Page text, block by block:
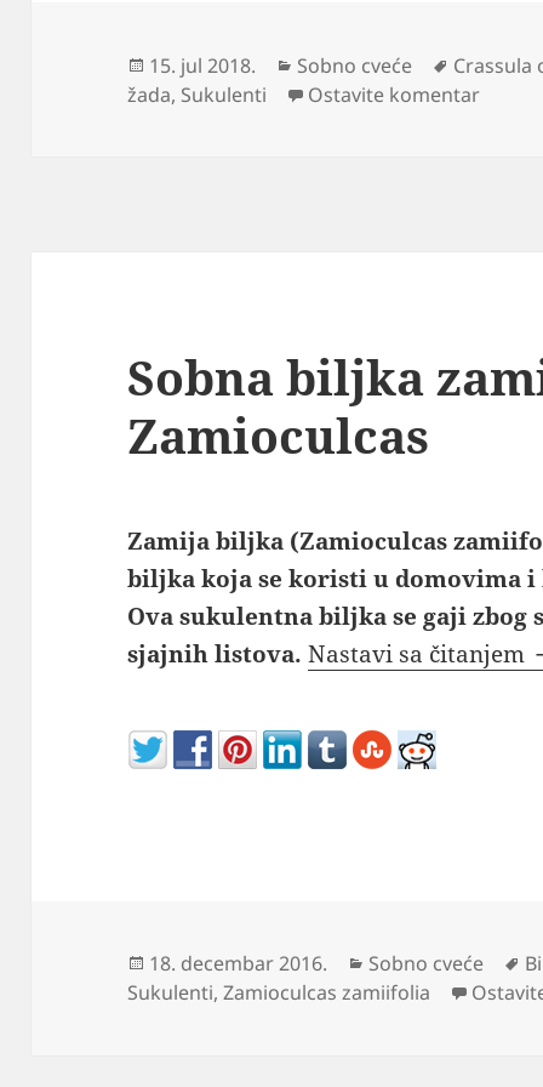
Objavljeno
15. jul 2018. Kategorije
Sobno cveće Oznake
Crassula
žada, Sukulenti Ostavite komentarna
Sobna biljka
Zamioculcas
Zamija biljka (Zamioculcas
biljka koja se koristi u domovima
Ova sukulentna biljka se gaji
sjajnih listova. Nastavi sa čitanjem
Objavljeno
18. decembar 2016. Kategorije
Sobno cveće
Sukulenti,Zamioculcas zamiifolia